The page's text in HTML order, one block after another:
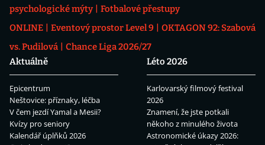
psychologické mýty
Fotbalové přestupy
ONLINE
Eventový prostor Level 9
OKTAGON 92: Szabová
vs. Pudilová
Chance Liga 2026/27
Aktuálně
Epicentrum
Neštovice: příznaky, léčba
V čem jezdí Yamal a Mesii?
Kvízy pro seniory
Kalendář úplňků 2026
Léto 2026
Karlovarský filmový festival
2026
Znamení, že jste potkali
někoho z minulého života
Astronomické úkazy 2026: